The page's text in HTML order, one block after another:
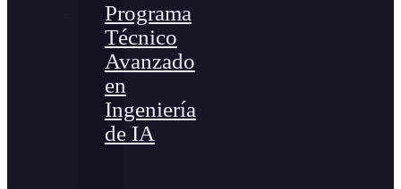
Programa
Técnico
Avanzado
en
Ingeniería
de IA